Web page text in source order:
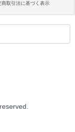
商取引法に基づく表示